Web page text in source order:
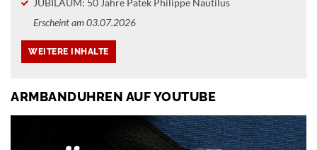
Erscheint am 03.07.2026
ARMBANDUHREN AUF YOUTUBE